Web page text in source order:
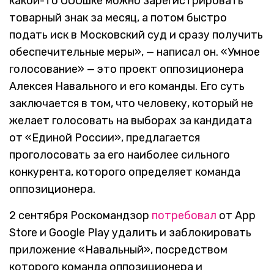
товарный знак за месяц, а потом быстро
подать иск в Московский суд и сразу получить
обеспечительные меры», — написал он. «Умное
голосование» — это проект оппозиционера
Алексея Навального и его команды. Его суть
заключается в том, что человеку, который не
желает голосовать на выборах за кандидата
от «Единой России», предлагается
проголосовать за его наиболее сильного
конкурента, которого определяет команда
оппозиционера.
2 сентября Роскомандзор потребовал от App
Store и Google Play удалить и заблокировать
приложение «Навальный», посредством
которого команда оппозиционера и